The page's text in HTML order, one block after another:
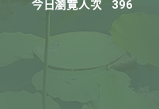
今日瀏覽人次
396